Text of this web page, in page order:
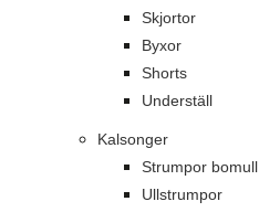
Skjortor
Byxor
Shorts
Underställ
Kalsonger
Strumpor bomull
Ullstrumpor